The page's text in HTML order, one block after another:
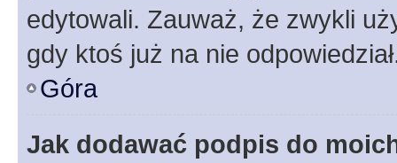
edytowali. Zauważ, że zwykli
gdy ktoś już na nie
Góra
Jak dodawać podpis do